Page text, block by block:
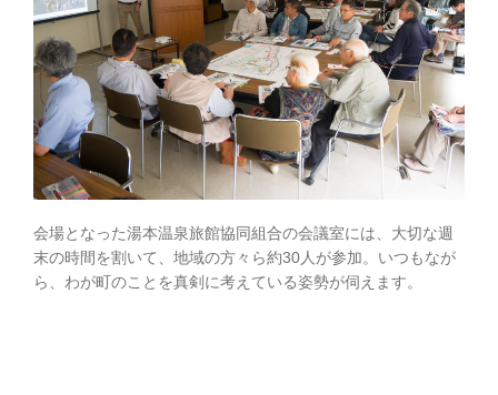
会場となった湯本温泉旅館協同組合の会議室には、大切な週
末の時間を割いて、地域の方々ら約30人が参加。いつもなが
ら、わが町のことを真剣に考えている姿勢が伺えます。